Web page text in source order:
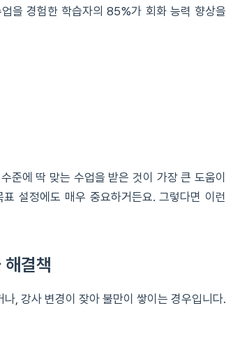
을 경험한 학습자의 85%가 회화 능력 향상을
준에 딱 맞는 수업을 받은 것이 가장 큰 도움이
설정에도 매우 중요하거든요. 그렇다면 이런
결책
, 강사 변경이 잦아 불만이 쌓이는 경우입니다.